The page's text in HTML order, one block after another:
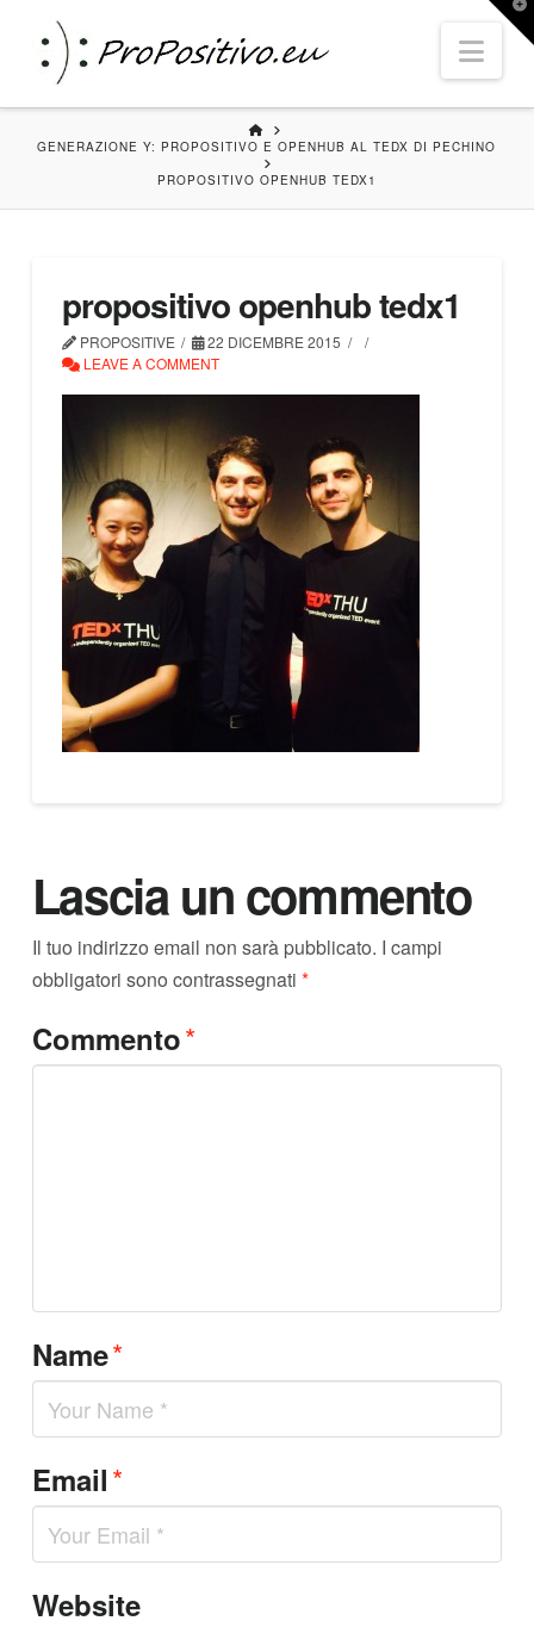
HOME
GENERAZIONE Y: PROPOSITIVO E OPENHUB AL TEDX DI PECHINO
PROPOSITIVO OPENHUB TEDX1
propositivo openhub tedx1
PROPOSITIVE
22 DICEMBRE 2015
LEAVE A COMMENT
Lascia un commento
Il tuo indirizzo email non sarà pubblicato. I campi
obbligatori sono contrassegnati *
Commento*
Name*
Email*
Website